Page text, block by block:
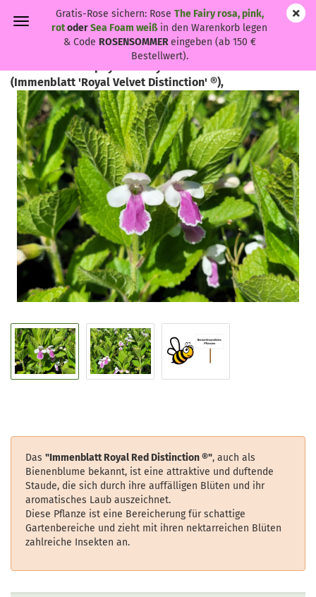
Gratis-Rose sichern: Rose The Fairy rosa, pink,
rotoderSea Foam weißin den Warenkorb legen
& Code ROSENSOMMEReingeben (ab 150 €
Bestellwert).
(Immenblatt 'Royal Velvet Distinction' ®),
Das "Immenblatt Royal Red Distinction®", auch als
Bienenblume bekannt, ist eine attraktive und duftende
Staude, die sich durch ihre auffälligen Blüten und ihr
aromatisches Laub auszeichnet.
Diese Pflanze ist eine Bereicherung für schattige
Gartenbereiche und zieht mit ihren nektarreichen Blüten
zahlreiche Insekten an.